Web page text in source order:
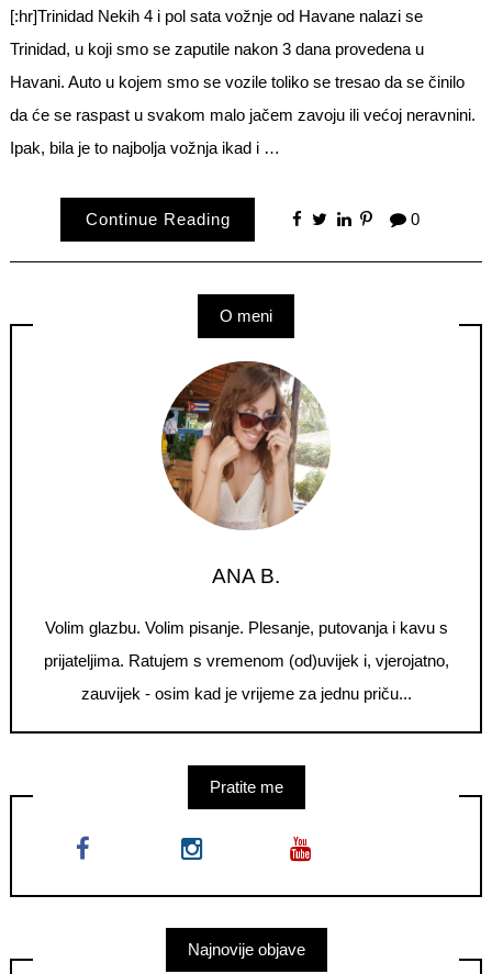
[:hr]Trinidad Nekih 4 i pol sata vožnje od Havane nalazi se
Trinidad, u koji smo se zaputile nakon 3 dana provedena u
Havani. Auto u kojem smo se vozile toliko se tresao da se činilo
da će se raspast u svakom malo jačem zavoju ili većoj neravnini.
Ipak, bila je to najbolja vožnja ikad i …
Continue Reading 0
O meni
ANA B.
Volim glazbu. Volim pisanje. Plesanje, putovanja i kavu s
prijateljima. Ratujem s vremenom (od)uvijek i, vjerojatno,
zauvijek - osim kad je vrijeme za jednu priču...
Pratite me
Najnovije objave